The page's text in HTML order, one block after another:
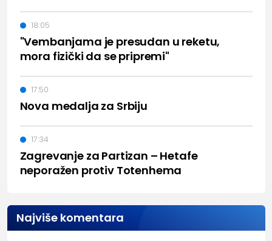
"Vembanjama je presudan u reketu,
mora fizički da se pripremi"
18:05
Nova medalja za Srbiju
17:50
Zagrevanje za Partizan – Hetafe
neporažen protiv Totenhema
17:34
Najviše komentara